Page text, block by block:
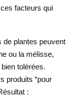
facteurs qui
plantes peuvent
ou la mélisse,
tolérées.
produits “pour
: